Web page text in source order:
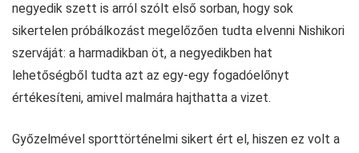
negyedik szett is arról szólt első sorban, hogy sok
sikertelen próbálkozást megelőzően tudta elvenni Nishikori
szerváját: a harmadikban öt, a negyedikben hat
lehetőségből tudta azt az egy-egy fogadóelőnyt
értékesíteni, amivel malmára hajthatta a vizet.
Győzelmével sporttörténelmi sikert ért el, hiszen ez volt a